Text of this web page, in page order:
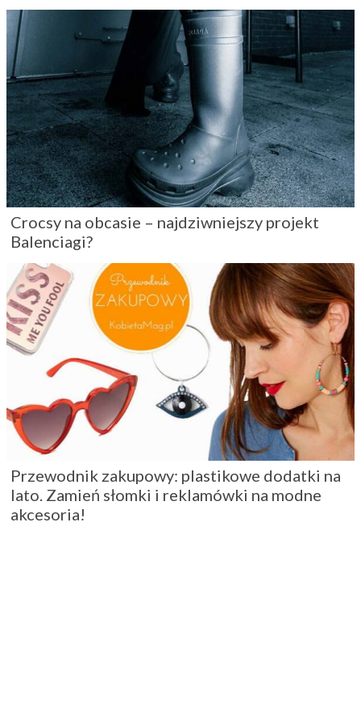
Crocsy na obcasie – najdziwniejszy projekt
Balenciagi?
Przewodnik zakupowy: plastikowe dodatki na
lato. Zamień słomki i reklamówki na modne
akcesoria!